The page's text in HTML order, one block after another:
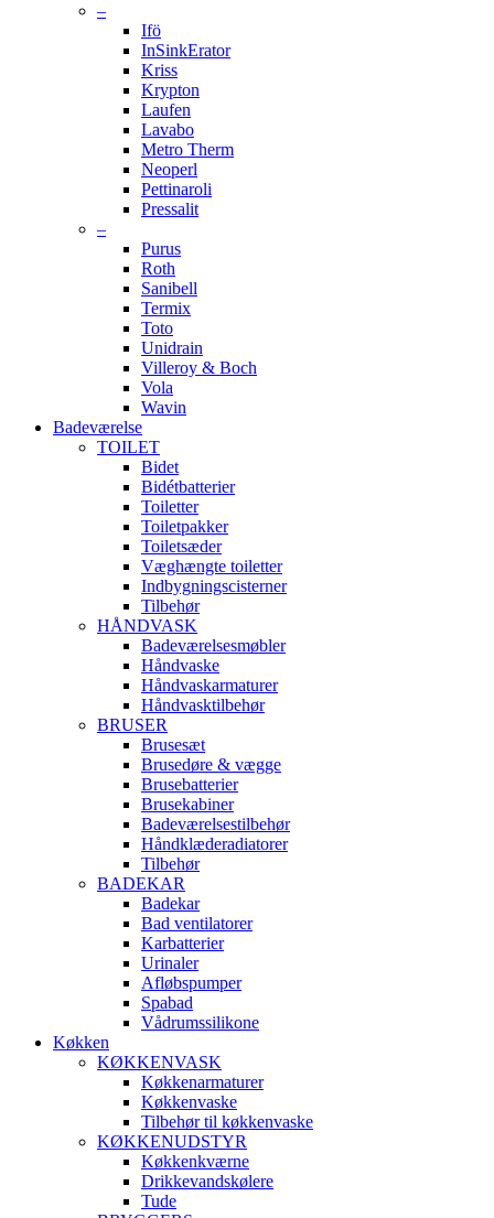
–
Ifö
InSinkErator
Kriss
Krypton
Laufen
Lavabo
Metro Therm
Neoperl
Pettinaroli
Pressalit
–
Purus
Roth
Sanibell
Termix
Toto
Unidrain
Villeroy & Boch
Vola
Wavin
Badeværelse
TOILET
Bidet
Bidétbatterier
Toiletter
Toiletpakker
Toiletsæder
Væghængte toiletter
Indbygningscisterner
Tilbehør
HÅNDVASK
Badeværelsesmøbler
Håndvaske
Håndvaskarmaturer
Håndvasktilbehør
BRUSER
Brusesæt
Brusedøre & vægge
Brusebatterier
Brusekabiner
Badeværelsestilbehør
Håndklæderadiatorer
Tilbehør
BADEKAR
Badekar
Bad ventilatorer
Karbatterier
Urinaler
Afløbspumper
Spabad
Vådrumssilikone
Køkken
KØKKENVASK
Køkkenarmaturer
Køkkenvaske
Tilbehør til køkkenvaske
KØKKENUDSTYR
Køkkenkværne
Drikkevandskølere
Tude